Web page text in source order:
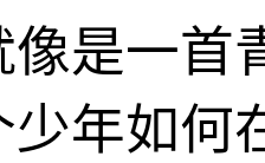
像是一首
年如何